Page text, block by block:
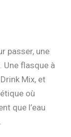
passer, une
Une flasque à
Mix, et
où
que l’eau